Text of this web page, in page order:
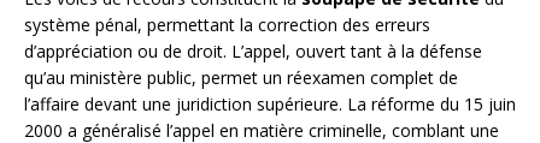
système pénal, permettant la correction des erreurs
d’appréciation ou de droit. L’appel, ouvert tant à la défense
qu’au ministère public, permet un réexamen complet de
l’affaire devant une juridiction supérieure. La réforme du 15 juin
2000 a généralisé l’appel en matière criminelle, comblant une